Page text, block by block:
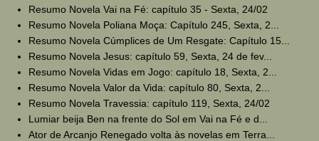
Resumo Novela Vai na Fé: capítulo 35 - Sexta, 24/02
Resumo Novela Poliana Moça: Capítulo 245, Sexta, 2...
Resumo Novela Cúmplices de Um Resgate: Capítulo 15...
Resumo Novela Jesus: capítulo 59, Sexta, 24 de fev...
Resumo Novela Vidas em Jogo: capítulo 18, Sexta, 2...
Resumo Novela Valor da Vida: capítulo 80, Sexta, 2...
Resumo Novela Travessia: capítulo 119, Sexta, 24/02
Lumiar beija Ben na frente do Sol em Vai na Fé e d...
Ator de Arcanjo Renegado volta às novelas em Terra...